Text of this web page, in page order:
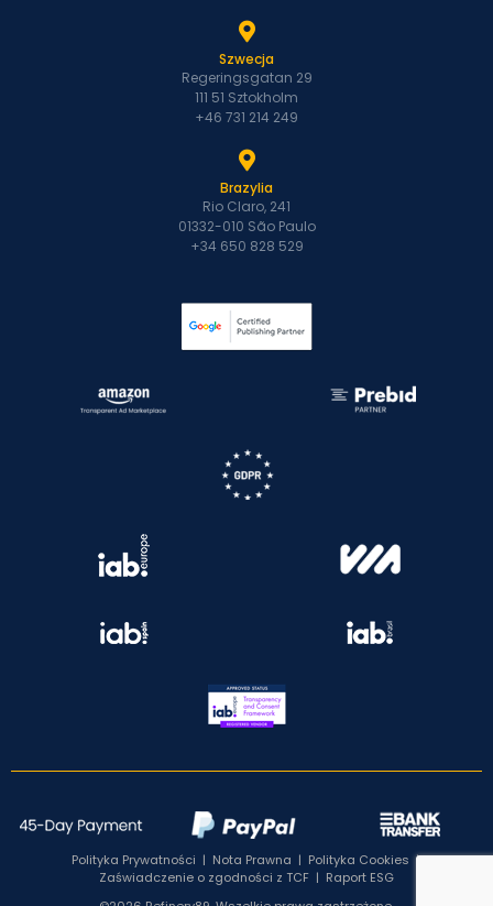
Szwecja
Regeringsgatan 29
111 51 Sztokholm
+46 731 214 249
Brazylia
Rio Claro, 241
01332-010 São Paulo
+34 650 828 529
Polityka Prywatności | Nota Prawna | Polityka Cookies |
Zaświadczenie o zgodności z TCF | Raport ESG